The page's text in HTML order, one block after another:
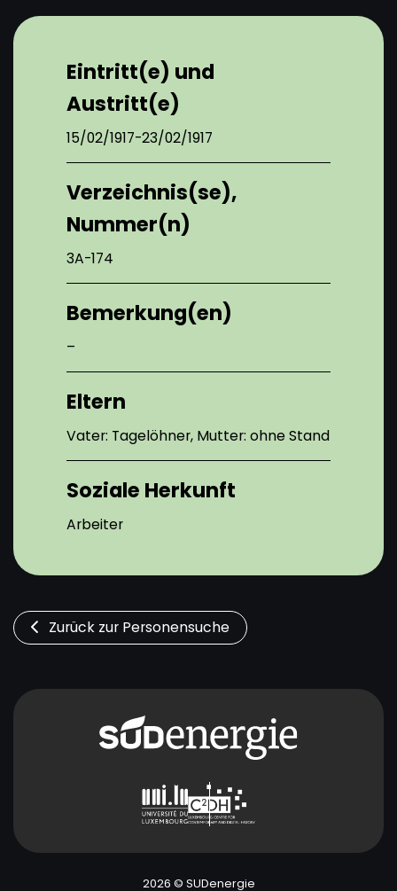
Eintritt(e) und
Austritt(e)
15/02/1917-23/02/1917
Verzeichnis(se),
Nummer(n)
3A-174
Bemerkung(en)
–
Eltern
Vater: Tagelöhner, Mutter: ohne Stand
Soziale Herkunft
Arbeiter
Zurück zur Personensuche
2026 © SUDenergie